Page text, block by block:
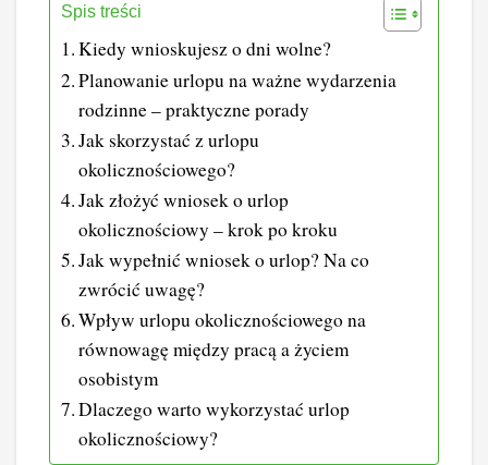
Spis treści
Kiedy wnioskujesz o dni wolne?
Planowanie urlopu na ważne wydarzenia
rodzinne – praktyczne porady
Jak skorzystać z urlopu
okolicznościowego?
Jak złożyć wniosek o urlop
okolicznościowy – krok po kroku
Jak wypełnić wniosek o urlop? Na co
zwrócić uwagę?
Wpływ urlopu okolicznościowego na
równowagę między pracą a życiem
osobistym
Dlaczego warto wykorzystać urlop
okolicznościowy?